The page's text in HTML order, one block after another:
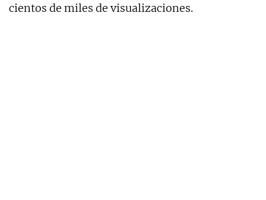
cientos de miles de visualizaciones.